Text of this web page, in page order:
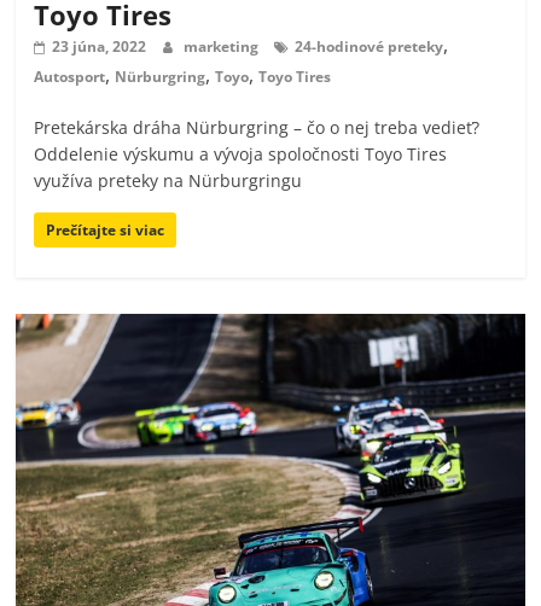
Toyo Tires
23 júna, 2022 marketing 24-hodinové preteky,
Autosport, Nürburgring,Toyo,Toyo Tires
Pretekárska dráha Nürburgring – čo o nej treba vedieť?
Oddelenie výskumu a vývoja spoločnosti Toyo Tires
využíva preteky na Nürburgringu
Prečítajte si viac